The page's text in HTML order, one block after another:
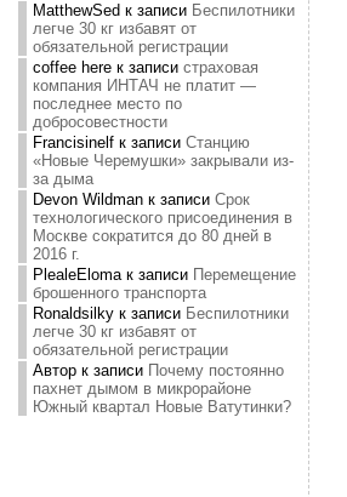
MatthewSed к записи Беспилотники
легче 30 кг избавят от
обязательной регистрации
coffee hereк записи страховая
компания ИНТАЧ не платит —
последнее место по
добросовестности
Francisinelfк записи Станцию
«Новые Черемушки» закрывали из-
за дыма
Devon Wildmanк записи Срок
технологического присоединения в
Москве сократится до 80 дней в
2016 г.
PlealeElomaк записи Перемещение
брошенного транспорта
Ronaldsilkyк записи Беспилотники
легче 30 кг избавят от
обязательной регистрации
Авторк записи Почему постоянно
пахнет дымом в микрорайоне
Южный квартал Новые Ватутинки?